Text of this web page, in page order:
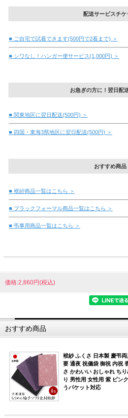
配送サービスチケ
■ ご自宅で試着できます(500円で2着まで) ＞
■ シワなし！ハンガー便サービス(1,000円) ＞
お急ぎの方に！翌日配
■ 関東地区に翌日配送(500円) ＞
■ 四国・東海3県地区に翌日配送(500円) ＞
おすすめ商品
■ 袱紗商品一覧はこちら ＞
■ ブラックフォーマル商品一覧はこちら ＞
■ 弔事用商品一覧はこちら ＞
価格:2,860円(税込)
おすすめ商品
袱紗 ふくさ 日本製 慶弔
要 通夜 祝儀袋 御祝 内祝
さ かわいい おしゃれ ち
り 男性用 女性用 紫 ピン
うパケット対応